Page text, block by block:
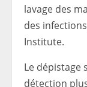
lavage des
des
Institute.
Le dépistage
détection